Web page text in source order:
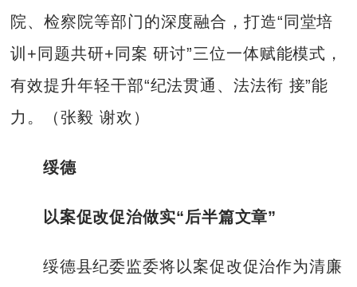
院、检察院等部门的深度融合，打造“同堂培
训+同题共研+同案 研讨”三位一体赋能模式，
有效提升年轻干部“纪法贯通、法法衔 接”能
力。（张毅 谢欢）
绥德
以案促改促治做实“后半篇文章”
绥德县纪委监委将以案促改促治作为清廉